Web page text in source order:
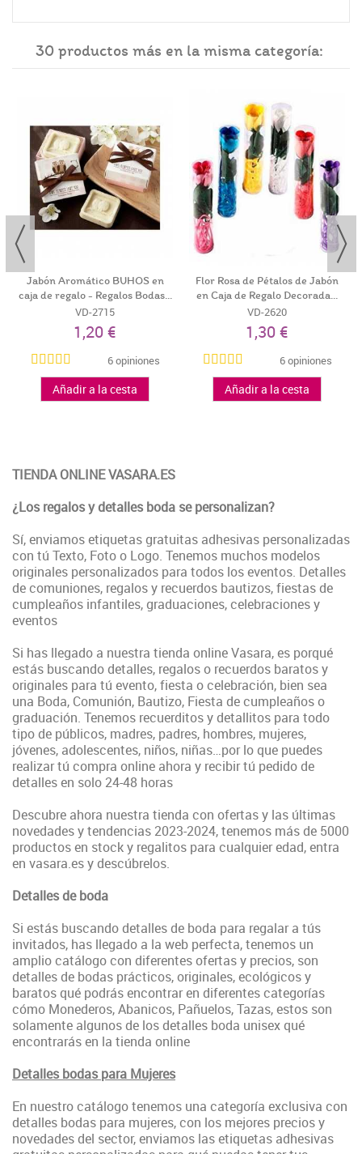
30 productos más en la misma categoría:
Jabón Aromático BUHOS en
caja de regalo - Regalos Bodas...
VD-2715
1,20 €
6 opiniones
Añadir a la cesta
Flor Rosa de Pétalos de Jabón
en Caja de Regalo Decorada...
VD-2620
1,30 €
6 opiniones
Añadir a la cesta
TIENDA ONLINE VASARA.ES
¿Los regalos y detalles boda se personalizan?
Sí, enviamos etiquetas gratuitas adhesivas personalizadas
con tú Texto, Foto o Logo. Tenemos muchos modelos
originales personalizados para todos los eventos. Detalles
de comuniones, regalos y recuerdos bautizos, fiestas de
cumpleaños infantiles, graduaciones, celebraciones y
eventos
Si has llegado a nuestra tienda online Vasara, es porqué
estás buscando detalles, regalos o recuerdos baratos y
originales para tú evento, fiesta o celebración, bien sea
una Boda, Comunión, Bautizo, Fiesta de cumpleaños o
graduación. Tenemos recuerditos y detallitos para todo
tipo de públicos, madres, padres, hombres, mujeres,
jóvenes, adolescentes, niños, niñas…por lo que puedes
realizar tú compra online ahora y recibir tú pedido de
detalles en solo 24-48 horas
Descubre ahora nuestra tienda con ofertas y las últimas
novedades y tendencias 2023-2024, tenemos más de 5000
productos en stock y regalitos para cualquier edad, entra
en vasara.es y descúbrelos.
Detalles de boda
Si estás buscando detalles de boda para regalar a tús
invitados, has llegado a la web perfecta, tenemos un
amplio catálogo con diferentes ofertas y precios, son
detalles de bodas prácticos, originales, ecológicos y
baratos qué podrás encontrar en diferentes categorías
cómo Monederos, Abanicos, Pañuelos, Tazas, estos son
solamente algunos de los detalles boda unisex qué
encontrarás en la tienda online
Detalles bodas para Mujeres
En nuestro catálogo tenemos una categoría exclusiva con
detalles bodas para mujeres, con los mejores precios y
novedades del sector, enviamos las etiquetas adhesivas